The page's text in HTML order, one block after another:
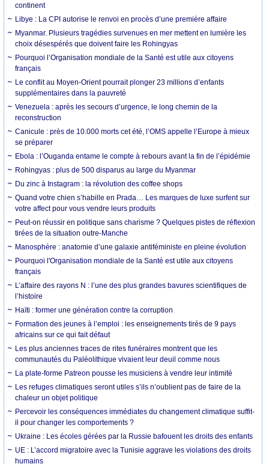
continent
Libye : La CPI autorise le renvoi en procès d’une première affaire
Myanmar. Plusieurs tragédies survenues en mer mettent en lumière les
choix désespérés que doivent faire les Rohingyas
Pourquoi l’Organisation mondiale de la Santé est utile aux citoyens
français
Le conflit au Moyen-Orient pourrait plonger 23 millions d’enfants
supplémentaires dans la pauvreté
Venezuela : après les secours d’urgence, le long chemin de la
reconstruction
Canicule : près de 10.000 morts cet été, l’OMS appelle l’Europe à mieux
se préparer
Ebola : l’Ouganda entame le compte à rebours avant la fin de l’épidémie
Rohingyas : plus de 500 disparus au large du Myanmar
Du zinc à Instagram : la révolution des coffee shops
Quand votre chien s’habille en Prada… Les marques de luxe surfent sur
votre affect pour vous vendre leurs produits
Peut-on réussir en politique sans charisme ? Quelques pistes de réflexion
tirées de la situation outre-Manche
Manosphère : anatomie d’une galaxie antiféministe en pleine évolution
Pourquoi l'Organisation mondiale de la Santé est utile aux citoyens
français
L’affaire des rayons N : l’une des plus grandes bavures scientifiques de
l’histoire
Haïti : former une génération contre la corruption
Formation des jeunes à l’emploi : les enseignements tirés de 9 pays
africains sur ce qui fait défaut
Les plus anciennes traces de rites funéraires montrent que les
communautés du Paléolithique vivaient leur deuil comme nous
La plate-forme Patreon pousse les musiciens à vendre leur intimité
Les refuges climatiques seront utiles s’ils n’oublient pas de faire de la
chaleur un objet politique
Percevoir les conséquences immédiates du changement climatique suffit-
il pour changer les comportements ?
Ukraine : Les écoles gérées par la Russie bafouent les droits des enfants
UE : L’accord migratoire avec la Tunisie aggrave les violations des droits
humains